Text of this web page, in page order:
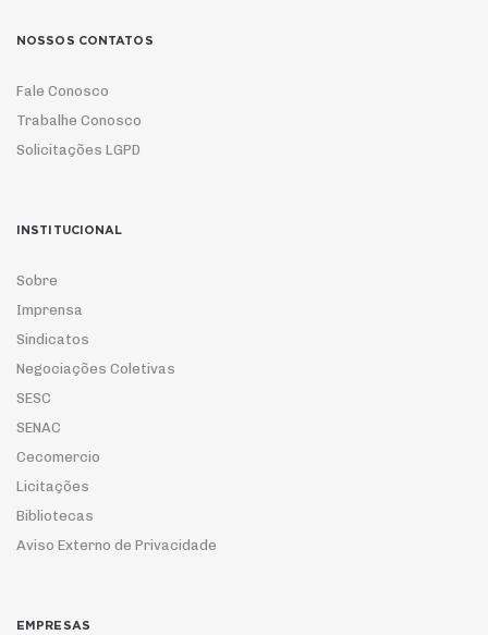
NOSSOS CONTATOS
Fale Conosco
Trabalhe Conosco
Solicitações LGPD
INSTITUCIONAL
Sobre
Imprensa
Sindicatos
Negociações Coletivas
SESC
SENAC
Cecomercio
Licitações
Bibliotecas
Aviso Externo de Privacidade
EMPRESAS